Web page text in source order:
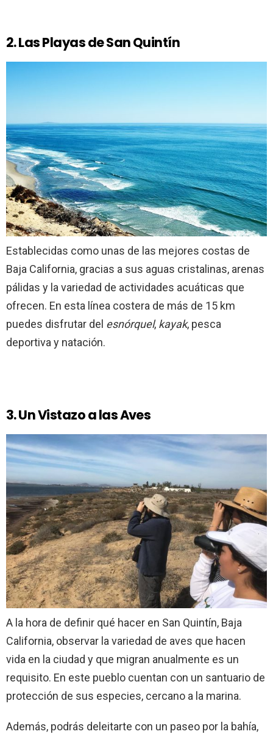
2. Las Playas de San Quintín
Establecidas como unas de las mejores costas de
Baja California, gracias a sus aguas cristalinas, arenas
pálidas y la variedad de actividades acuáticas que
ofrecen. En esta línea costera de más de 15 km
puedes disfrutar del esnórquel, kayak, pesca
deportiva y natación.
3. Un Vistazo a las Aves
A la hora de definir qué hacer en San Quintín, Baja
California, observar la variedad de aves que hacen
vida en la ciudad y que migran anualmente es un
requisito. En este pueblo cuentan con un santuario de
protección de sus especies, cercano a la marina.
Además, podrás deleitarte con un paseo por la bahía,